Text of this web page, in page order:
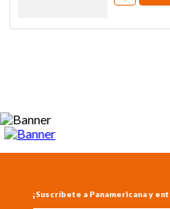
¡Suscríbete a Panamericana y